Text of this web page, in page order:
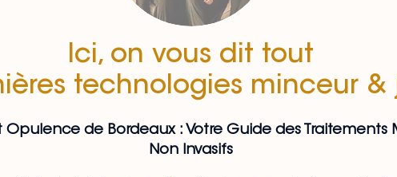
Ici, on vous dit tout
technologies minceur &
Opulence de Bordeaux : Votre Guide des Traitements
Non Invasifs